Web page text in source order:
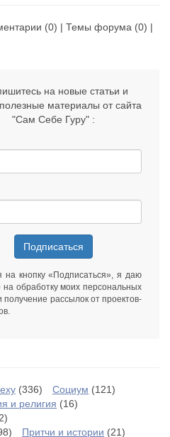
лет
(0) | Темы форума (0) |
на новые статьи и
материалы от сайта
"Сам Себе Гуру" :
Подписаться
на кнопку «Подписаться», я даю
на обработку моих персональных
получение рассылок от проектов-
.
(336) Социум (121)
и религия (16)
Притчи и истории (21)